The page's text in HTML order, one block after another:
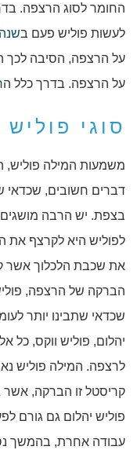
החומר לסוג הרצפה.
לעשות פוליש פעם בשנה
על הרצפה, הסיבה לכך
על הרצפה. בדרך כלל ה
סוגי פוליש
משמעות המילה פוליש,
דברים חשובים, שכדאי
בצפת. יש הרבה
לפוליש היא לקרצף את
את שכבת הלכלוך אשר
הברקה של הרצפה,
שכדאי שתבינו יותר
יהלום, פוליש ווקס, כל
לרצפה. המילה פוליש
קריסטל זו הברקה, אשר
פוליש יהלום גם גורם
עבודה אחרת, בהמשך